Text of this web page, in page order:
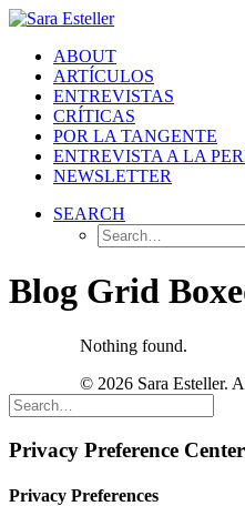
ABOUT
ARTÍCULOS
ENTREVISTAS
CRÍTICAS
POR LA TANGENTE
ENTREVISTA A LA
NEWSLETTER
SEARCH
Blog Grid
Nothing found.
© 2026 Sara Esteller.
Privacy Preference Center
Privacy Preferences